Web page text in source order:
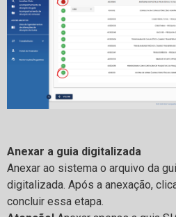
Anexar a guia digitalizada
Anexar ao sistema o arquivo da
digitalizada. Após a anexação,
concluir essa etapa.